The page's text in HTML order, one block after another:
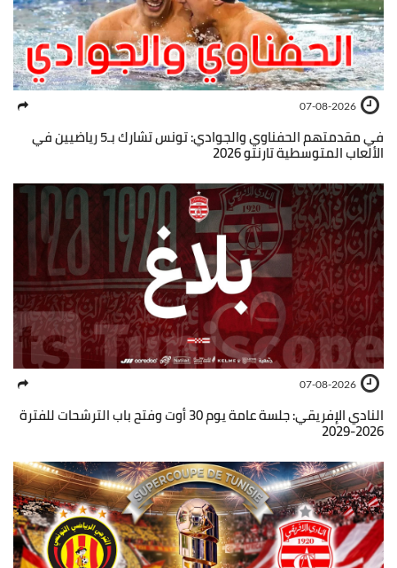
07-08-2026
في مقدمتهم الحفناوي والجوادي: تونس تشارك بـ5 رياضيين في
الألعاب المتوسطية تارنتو 2026
07-08-2026
النادي الإفريقي: جلسة عامة يوم 30 أوت وفتح باب الترشحات للفترة
2026-2029